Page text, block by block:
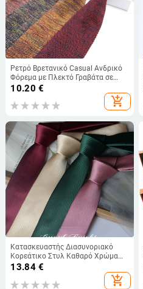
Ρετρό Βρετανικό Casual Ανδρικό
Φόρεμα με Πλεκτό Γραβάτα σε
Σχήμα Βέλους, Μονόχρωμο,
Επαγγελματικό, Μαλλί, Γραβάτα
10.20 €
add_shopping_cart
Κατασκευαστής Διασυνοριακό
Κορεάτικο Στυλ Καθαρό Χρώμα
Γραβάτα Ανδρών Χεριών Casual
Επίσημη Ένδυση Επαγγελματική
Στενή Έκδοση Dk Preppy Στυλ
13.84€
add_shopping_cart